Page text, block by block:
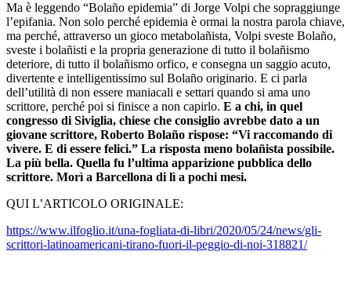
Ma è leggendo “Bolaño epidemia” di Jorge Volpi che sopraggiunge
l’epifania. Non solo perché epidemia è ormai la nostra parola chiave,
ma perché, attraverso un gioco metabolañista, Volpi sveste Bolaño,
sveste i bolañisti e la propria generazione di tutto il bolañismo
deteriore, di tutto il bolañismo orfico, e consegna un saggio acuto,
divertente e intelligentissimo sul Bolaño originario. E ci parla
dell’utilità di non essere maniacali e settari quando si ama uno
scrittore, perché poi si finisce a non capirlo. E a chi, in quel
congresso di Siviglia, chiese che consiglio avrebbe dato a un
giovane scrittore, Roberto Bolaño rispose: “Vi raccomando di
vivere. E di essere felici.” La risposta meno bolañista possibile.
La più bella. Quella fu l’ultima apparizione pubblica dello
scrittore. Morì a Barcellona di lì a pochi mesi.
QUI L’ARTICOLO ORIGINALE:
https://www.ilfoglio.it/una-fogliata-di-libri/2020/05/24/news/gli-
scrittori-latinoamericani-tirano-fuori-il-peggio-di-noi-318821/